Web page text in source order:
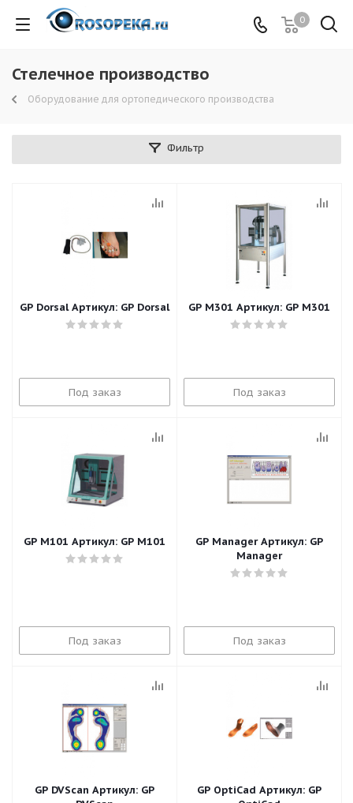
0
Стелечное производство
Оборудование для ортопедического производства
Фильтр
GP Dorsal Артикул: GP Dorsal
Под заказ
GP M301 Артикул: GP M301
Под заказ
GP M101 Артикул: GP M101
Под заказ
GP Manager Артикул: GP
Manager
Под заказ
GP DVScan Артикул: GP
GP OptiCad Артикул: GP